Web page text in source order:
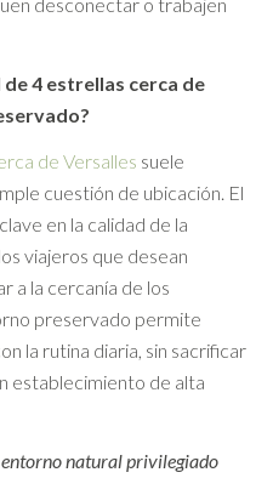
4 estrellas cerca de
de Versalles suele
cuestión de ubicación. El
en la calidad de la
viajeros que desean
a la cercanía de los
preservado permite
la rutina diaria, sin sacrificar
establecimiento de alta
natural privilegiado